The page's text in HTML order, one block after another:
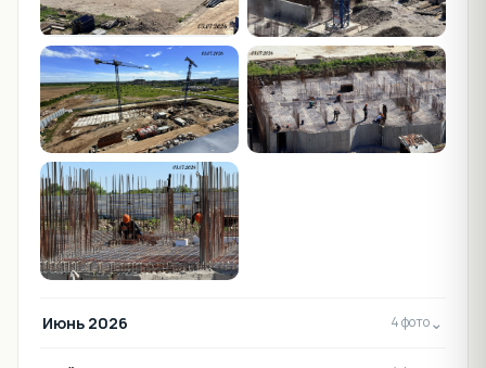
Июнь 2026 4 фото⌄